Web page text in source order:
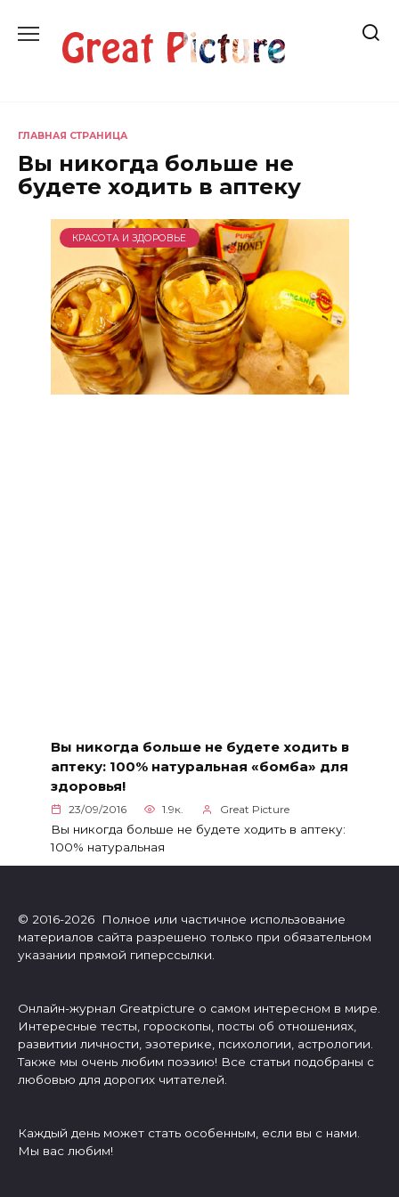
содержанию
ГЛАВНАЯ СТРАНИЦА
Вы никогда больше не
будете ходить в аптеку
КРАСОТА И ЗДОРОВЬЕ
Вы никогда больше не будете ходить в
аптеку: 100% натуральная «бомба» для
здоровья!
23/09/2016 1.9к. Great Picture
Вы никогда больше не будете ходить в аптеку:
100% натуральная
© 2016-2026 Полное или частичное использование
материалов сайта разрешено только при обязательном
указании прямой гиперссылки.
Онлайн-журнал Greatpicture о самом интересном в мире.
Интересные тесты, гороскопы, посты об отношениях,
развитии личности, эзотерике, психологии, астрологии.
Также мы очень любим поэзию! Все статьи подобраны с
любовью для дорогих читателей.
Каждый день может стать особенным, если вы с нами.
Мы вас любим!